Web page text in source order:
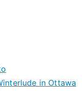
in Ottawa